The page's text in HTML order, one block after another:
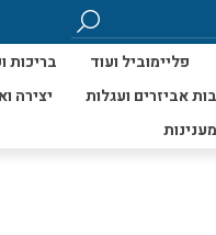
פליימוביל ועוד בריכות
אביזרים ועגלות
יצירה